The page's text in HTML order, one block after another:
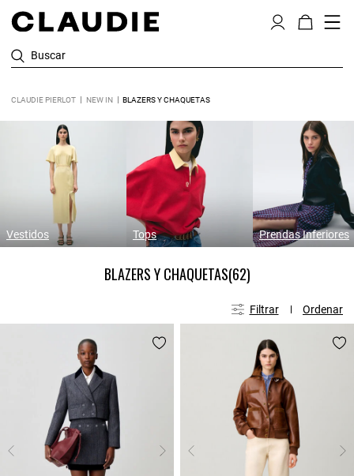
Buscar
CLAUDIE PIERLOT NEW IN BLAZERS Y CHAQUETAS
Vestidos Tops Prendas Inferiores
BLAZERS Y CHAQUETAS(62)
Filtrar Ordenar